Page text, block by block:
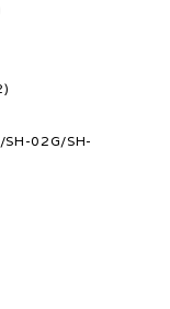
SH-02G/SH-